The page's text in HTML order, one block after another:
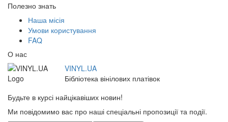
Полезно знать
Наша місія
Умови користування
FAQ
О нас
VINYL.UA
Бібліотека вінілових платівок
Будьте в курсі найцікавіших новин!
Ми повідомимо вас про наші спеціальні пропозиції та події.